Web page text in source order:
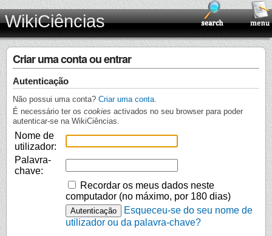
WikiCiências
Criar uma conta ou entrar
Autenticação
Não possui uma conta? Criar uma conta
É necessário ter os cookies activados no seu browser para poder
autenticar-se na WikiCiências.
Nome de
utilizador:
Palavra-
chave:
Recordar os meus dados neste
computador (no máximo, por 180 dias)
Esqueceu-se do seu nome de
utilizador ou da palavra-chave?